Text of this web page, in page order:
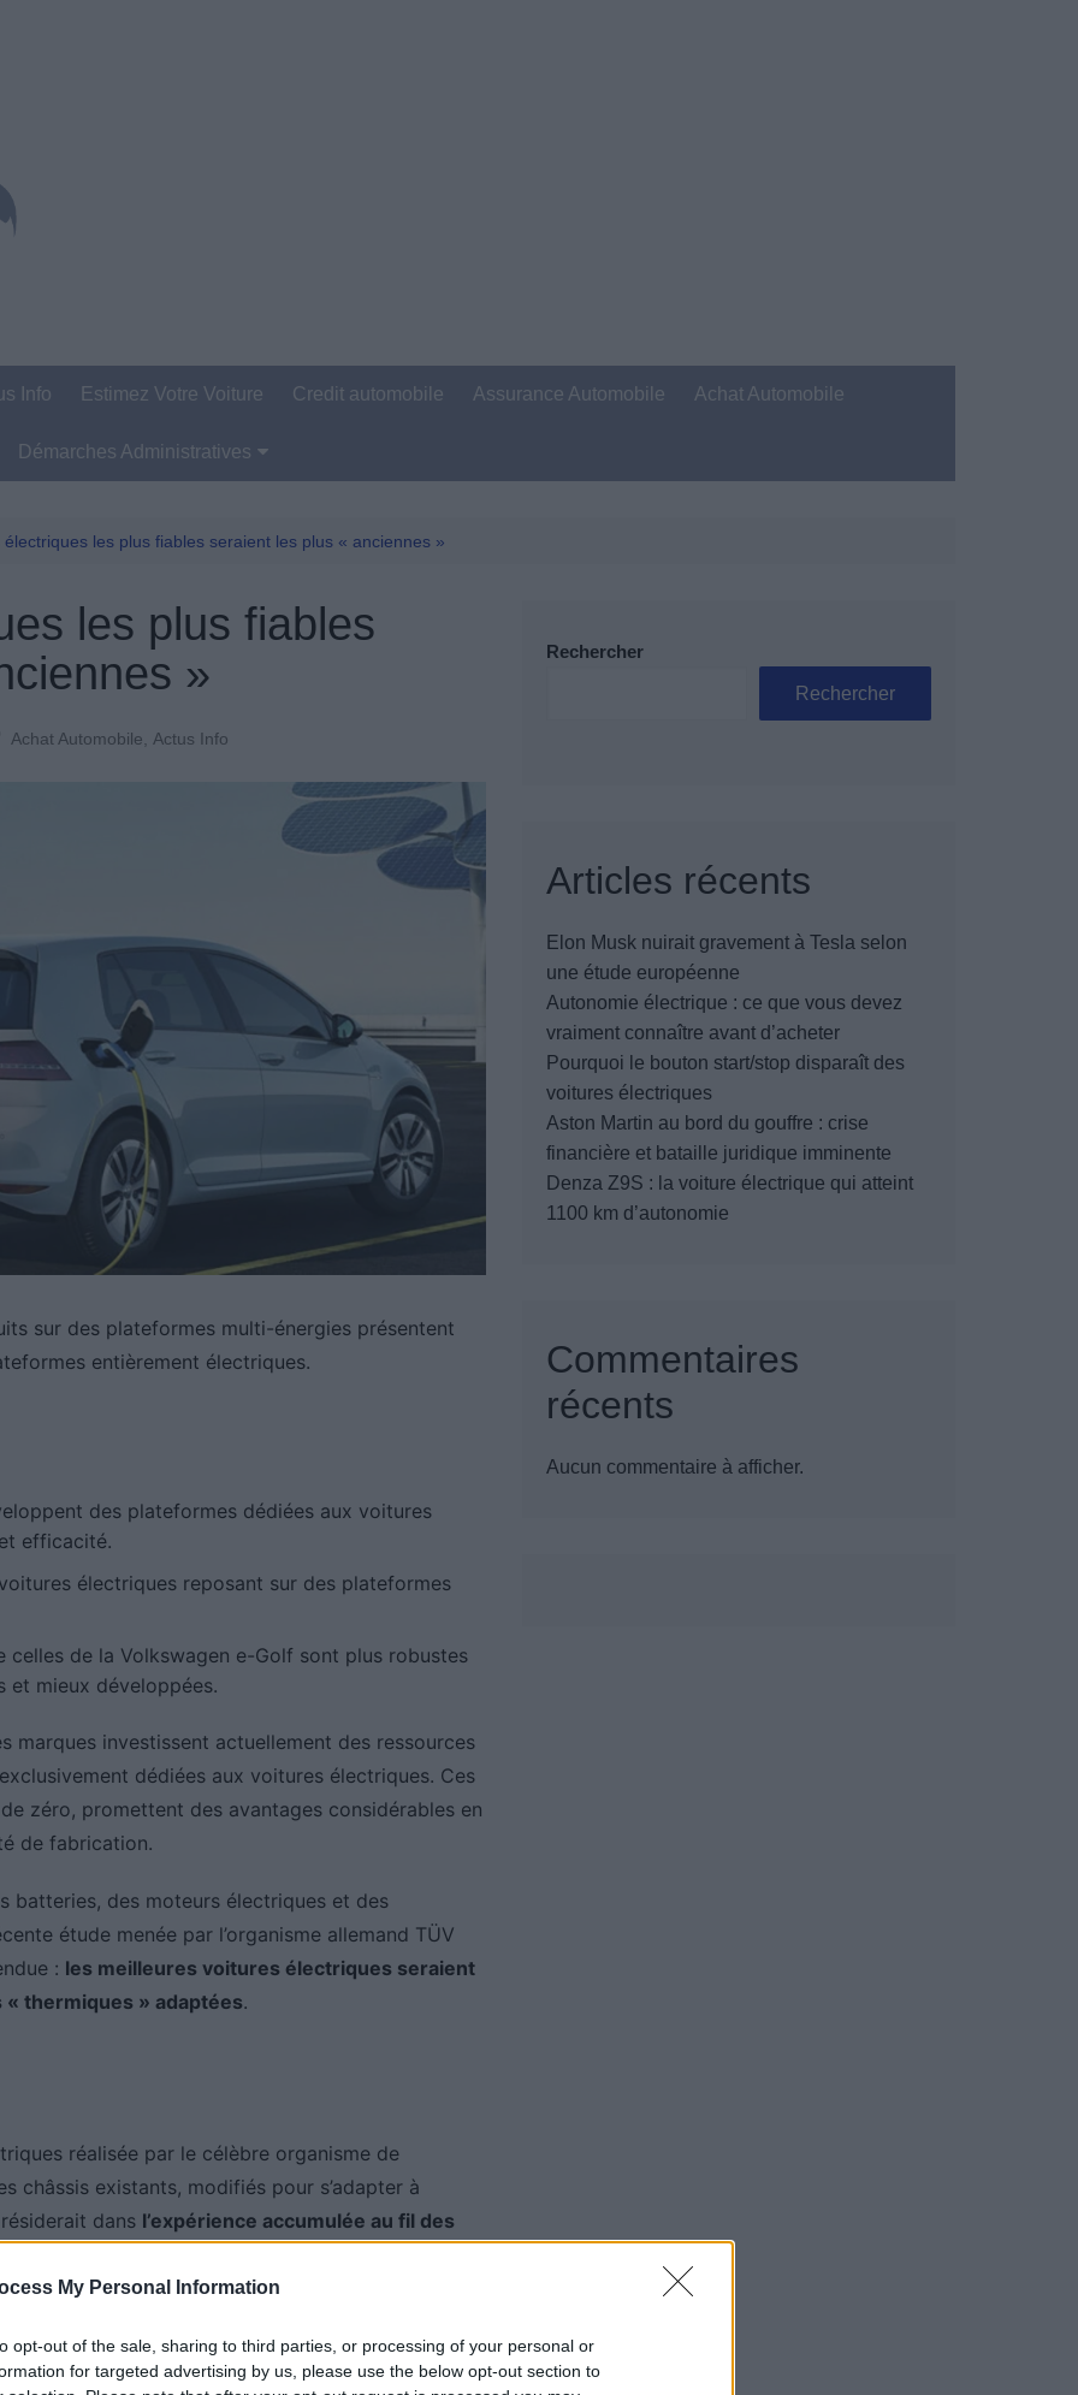
My Personal Information
opt-out of the sale, sharing to third parties, or processing of your personal or
for targeted advertising by us, please use the below opt-out section to
Info Estimez Votre Voiture Credit automobile Assurance Automobile Achat Automobile
Démarches Administratives
Permis De Conduire
électriques les plus fiables seraient les plus « anciennes »
les plus fiables
»
Achat Automobile, Actus Info
sur des plateformes multi-énergies présentent
entièrement électriques.
des plateformes dédiées aux voitures
efficacité.
électriques reposant sur des plateformes
de la Volkswagen e-Golf sont plus robustes
et mieux développées.
marques investissent actuellement des ressources
dédiées aux voitures électriques. Ces
zéro, promettent des avantages considérables en
de fabrication.
batteries, des moteurs électriques et des
étude menée par l’organisme allemand TÜV
: les meilleures voitures électriques seraient
thermiques » adaptées.
réalisée par le célèbre organisme de
châssis existants, modifiés pour s’adapter à
dans l’expérience accumulée au fil des
Rechercher
Rechercher
Articles récents
Elon Musk nuirait gravement à Tesla selon
une étude européenne
Autonomie électrique : ce que vous devez
vraiment connaître avant d’acheter
Pourquoi le bouton start/stop disparaît des
voitures électriques
Aston Martin au bord du gouffre : crise
financière et bataille juridique imminente
Denza Z9S : la voiture électrique qui atteint
1100 km d’autonomie
Commentaires
récents
Aucun commentaire à afficher.